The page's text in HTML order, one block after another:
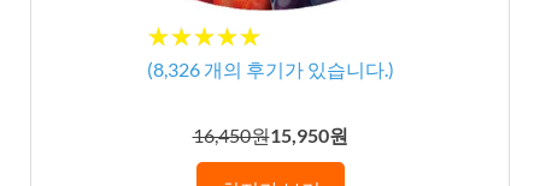
★★★★★
★★★★★
(8,326개의 후기가 있습니다.)
16,450원15,950원